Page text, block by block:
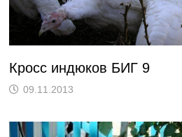
Кросс индюков БИГ 9
09.11.2013